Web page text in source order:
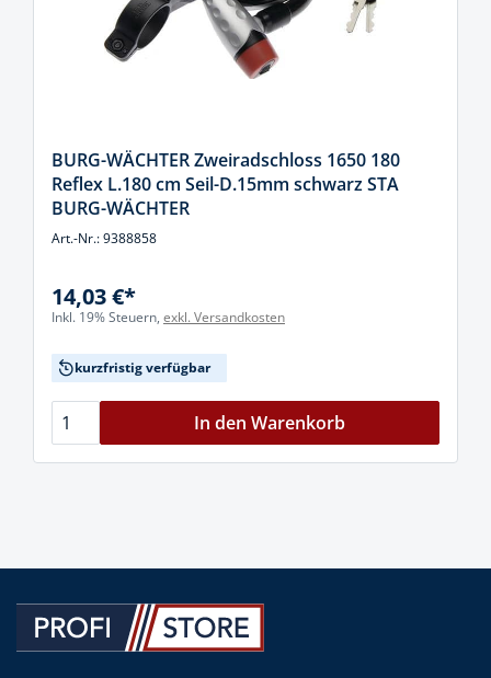
BURG-WÄCHTER Zweiradschloss 1650 180
Reflex L.180 cm Seil-D.15mm schwarz STA
BURG-WÄCHTER
Art.-Nr.: 9388858
14,03 €*
Inkl. 19% Steuern, exkl. Versandkosten
kurzfristig verfügbar
In den Warenkorb